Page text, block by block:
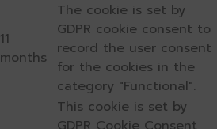
11
months
The cookie is set by
GDPR cookie consent to
record the user consent
for the cookies in the
category "Functional".
This cookie is set by